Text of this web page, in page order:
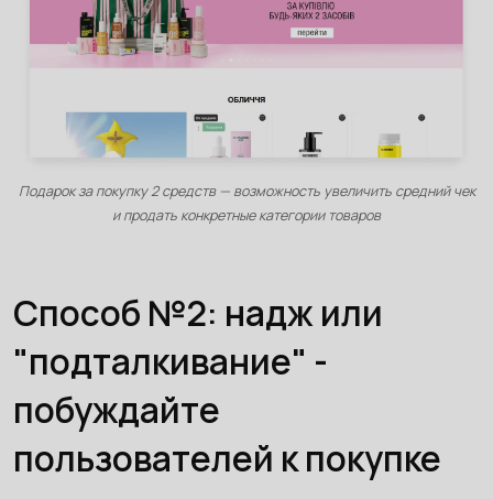
Подарок за покупку 2 средств — возможность увеличить средний чек
и продать конкретные категории товаров
Способ №2: надж или
"подталкивание" -
побуждайте
пользователей к покупке